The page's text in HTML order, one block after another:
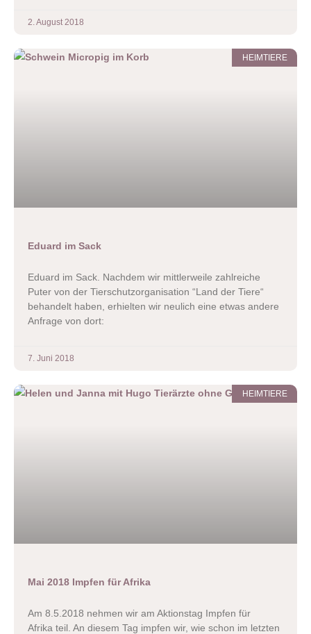
2. August 2018
HEIMTIERE
Eduard im Sack
Eduard im Sack. Nachdem wir mittlerweile zahlreiche
Puter von der Tierschutzorganisation “Land der Tiere“
behandelt haben, erhielten wir neulich eine etwas andere
Anfrage von dort:
7. Juni 2018
HEIMTIERE
Mai 2018 Impfen für Afrika
Am 8.5.2018 nehmen wir am Aktionstag Impfen für
Afrika teil. An diesem Tag impfen wir, wie schon im letzten